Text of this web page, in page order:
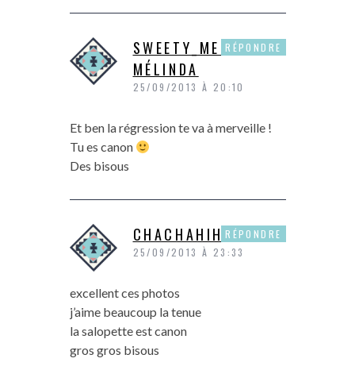
SWEETY_MELY -
MÉLINDA
25/09/2013 À 20:10
Et ben la régression te va à merveille !
Tu es canon
Des bisous
RÉPONDRE
CHACHAHIHI
25/09/2013 À 23:33
excellent ces photos
j’aime beaucoup la tenue
la salopette est canon
gros gros bisous
RÉPONDRE